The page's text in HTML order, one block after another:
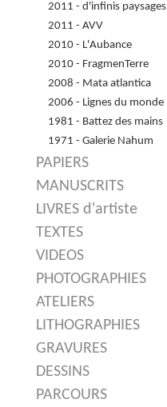
2011 - d'infinis paysages
2011 - AVV
2010 - L'Aubance
2010 - FragmenTerre
2008 - Mata atlantica
2006 - Lignes du monde
1981 - Battez des mains
1971 - Galerie Nahum
PAPIERS
MANUSCRITS
LIVRES d'artiste
TEXTES
VIDEOS
PHOTOGRAPHIES
ATELIERS
LITHOGRAPHIES
GRAVURES
DESSINS
PARCOURS